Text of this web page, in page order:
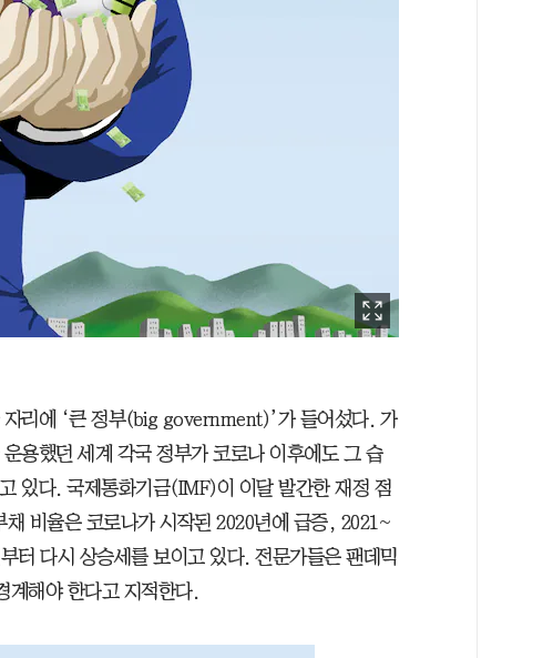
리에 ‘큰 정부(big government)’가 들어섰다. 가
용했던 세계 각국 정부가 코로나 이후에도 그 습
있다. 국제통화기금(IMF)이 이달 발간한 재정 점
비율은 코로나가 시작된 2020년에 급증, 2021~
터 다시 상승세를 보이고 있다. 전문가들은 팬데믹
계해야 한다고 지적한다.